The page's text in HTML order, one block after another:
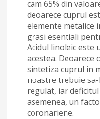
cam 65% din
deoarece cuprul
elemente metalice
grasi esentiali
Acidul linoleic este
acestea. Deoarece
sintetiza cuprul in
noastre trebuie
regulat, iar
asemenea, un
coronariene.